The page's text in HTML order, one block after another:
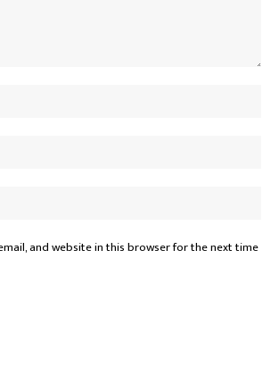
and website in this browser for the next time